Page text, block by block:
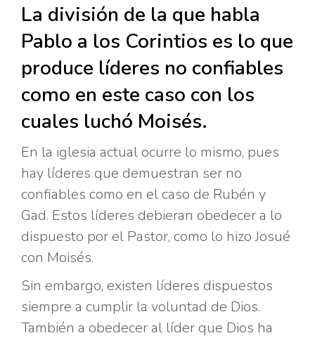
La división de la que habla
Pablo a los Corintios es lo que
produce líderes no confiables
como en este caso con los
cuales luchó Moisés.
En la iglesia actual ocurre lo mismo, pues
hay líderes que demuestran ser no
confiables como en el caso de Rubén y
Gad. Estos líderes debieran obedecer a lo
dispuesto por el Pastor, como lo hizo Josué
con Moisés.
Sin embargo, existen líderes dispuestos
siempre a cumplir la voluntad de Dios.
También a obedecer al líder que Dios ha